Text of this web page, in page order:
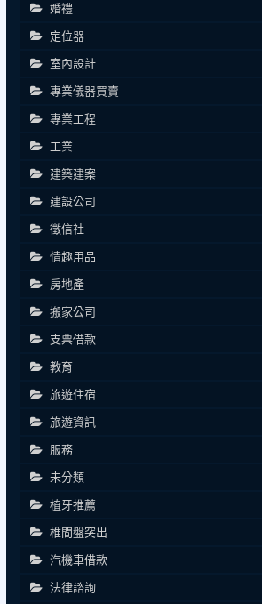
婚禮
定位器
室內設計
專業儀器買賣
專業工程
工業
建築建案
建設公司
徵信社
情趣用品
房地產
搬家公司
支票借款
教育
旅遊住宿
旅遊資訊
服務
未分類
植牙推薦
椎間盤突出
汽機車借款
法律諮詢